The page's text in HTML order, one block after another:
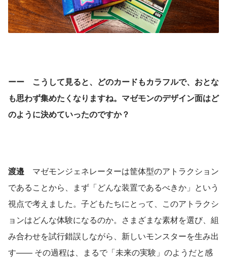
ーー　こうして見ると、どのカードもカラフルで、おとな
も思わず集めたくなりますね。マゼモンのデザイン面はど
のように決めていったのですか？
渡邉 マゼモンジェネレーターは筐体型のアトラクション
であることから、まず「どんな装置であるべきか」という
視点で考えました。子どもたちにとって、このアトラクシ
ョンはどんな体験になるのか。さまざまな素材を選び、組
み合わせを試行錯誤しながら、新しいモンスターを生み出
す—— その過程は、まるで「未来の実験」のようだと感